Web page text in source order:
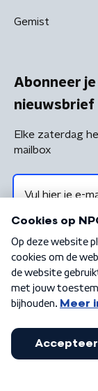
Gemist
Abonneer
nieuwsbrief
Elke zaterdag
mailbox
Algemene